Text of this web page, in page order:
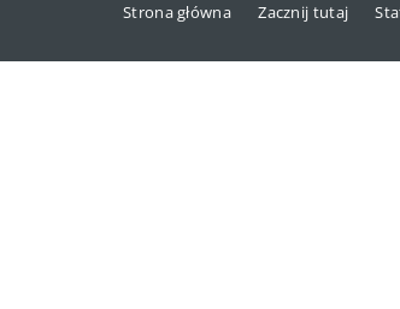
Strona główna Zacznij tutaj